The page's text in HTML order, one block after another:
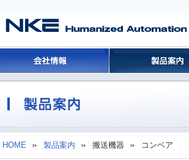
HOME 製品案内 搬送機器 コンベア